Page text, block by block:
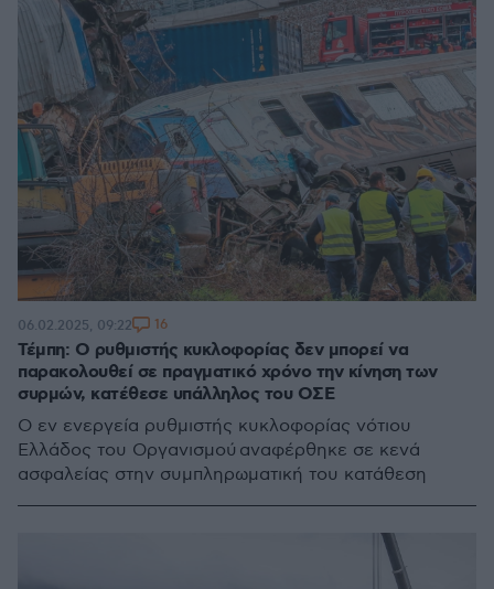
Τέμπη: Ο ρυθμιστής κυκλοφορίας δεν μπορεί να
παρακολουθεί σε πραγματικό χρόνο την κίνηση των
συρμών, κατέθεσε υπάλληλος του ΟΣΕ
Ο εν ενεργεία ρυθμιστής κυκλοφορίας νότιου
Ελλάδος του Οργανισμού αναφέρθηκε σε κενά
ασφαλείας στην συμπληρωματική του κατάθεση
06.02.2025, 09:22 16